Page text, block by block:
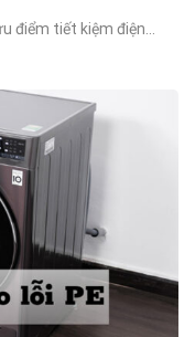
điểm tiết kiệm điện...